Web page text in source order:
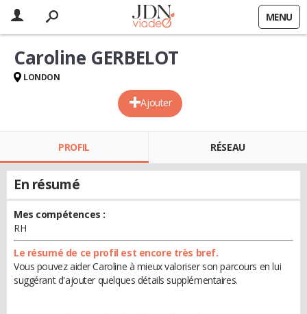
MENU
Ajouter
Caroline GERBELOT
LONDON
PROFIL RÉSEAU
En résumé
Mes compétences :
RH
Le résumé de ce profil est encore très bref.
Vous pouvez aider Caroline à mieux valoriser son parcours en lui
suggérant d'ajouter quelques détails supplémentaires.